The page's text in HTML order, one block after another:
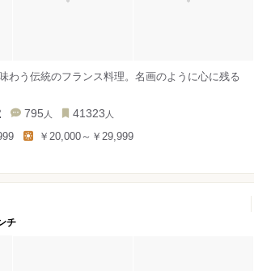
わう伝統のフランス料理。名画のように心に残る
795 人 41323 人
￥20,000～￥29,999
チ